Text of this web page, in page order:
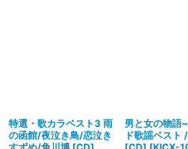
特選・歌カラベスト3 雨
の函館/夜泣き鳥/恋泣き
男と女の物語
ド歌謡ベスト